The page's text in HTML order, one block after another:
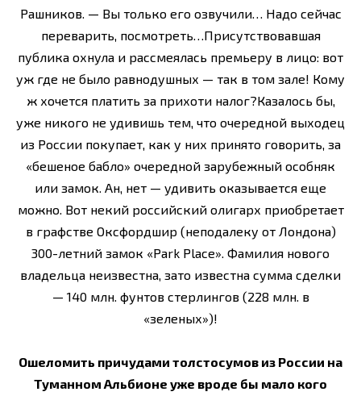
Рашников. — Вы только его озвучили… Надо сейчас
переварить, посмотреть…Присутствовавшая
публика охнула и рассмеялась премьеру в лицо: вот
уж где не было равнодушных — так в том зале! Кому
ж хочется платить за прихоти налог?Казалось бы,
уже никого не удивишь тем, что очередной выходец
из России покупает, как у них принято говорить, за
«бешеное бабло» очередной зарубежный особняк
или замок. Ан, нет — удивить оказывается еще
можно. Вот некий российский олигарх приобретает
в графстве Оксфордшир (неподалеку от Лондона)
300-летний замок «Park Place». Фамилия нового
владельца неизвестна, зато известна сумма сделки
— 140 млн. фунтов стерлингов (228 млн. в
«зеленых»)!
Ошеломить причудами толстосумов из России на
Туманном Альбионе уже вроде бы мало кого